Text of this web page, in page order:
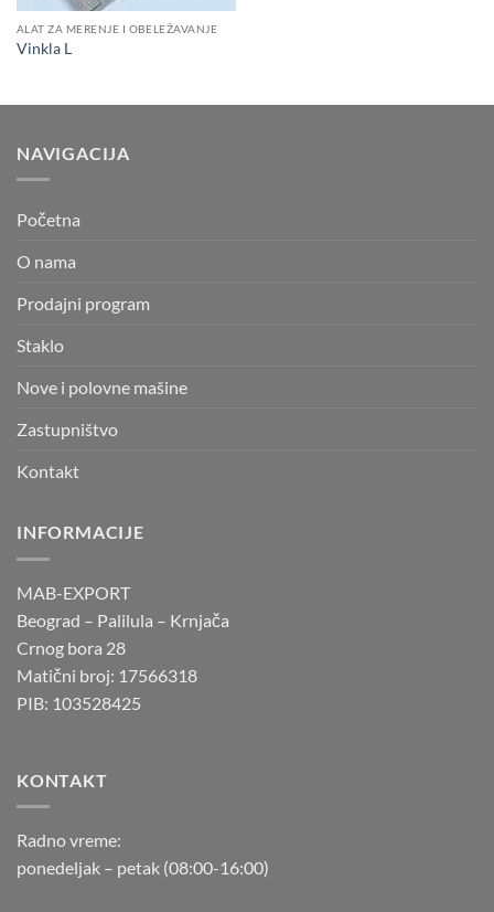
ALAT ZA MERENJE I OBELEŽAVANJE
Vinkla L
NAVIGACIJA
Početna
O nama
Prodajni program
Staklo
Nove i polovne mašine
Zastupništvo
Kontakt
INFORMACIJE
MAB-EXPORT
Beograd – Palilula – Krnjača
Crnog bora 28
Matični broj: 17566318
PIB: 103528425
KONTAKT
Radno vreme:
ponedeljak – petak (08:00-16:00)